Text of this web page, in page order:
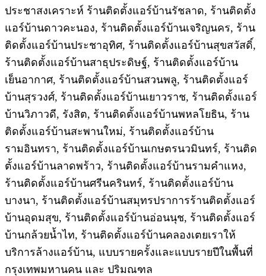
ประชาสงเคราะห์ ร้านติดตั้งแอร์บ้านรัชลาด, ร้านติดตั้ง
แอร์บ้านดาวคะนอง, ร้านติดตั้งแอร์บ้านเจริญนคร, ร้าน
ติดตั้งแอร์บ้านประชาอุทิศ, ร้านติดตั้งแอร์บ้านสุขสวัสดิ์,
ร้านติดตั้งแอร์บ้านสาธุประดิษฐ์, ร้านติดตั้งแอร์บ้าน
เย็นอากาศ, ร้านติดตั้งแอร์บ้านสวนพลู, ร้านติดตั้งแอร์
บ้านสุรวงศ์, ร้านติดตั้งแอร์บ้านเยาวราช, ร้านติดตั้งแอร์
บ้านวิภาวดี, รังสิต, ร้านติดตั้งแอร์บ้านพหลโยธิน, ร้าน
ติดตั้งแอร์บ้านสะพานใหม่, ร้านติดตั้งแอร์บ้าน
รามอินทรา, ร้านติดตั้งแอร์บ้านเกษตรนวมินทร์, ร้านติด
ตั้งแอร์บ้านลาดพร้าว, ร้านติดตั้งแอร์บ้านรามคําแหง,
ร้านติดตั้งแอร์บ้านศรีนครินทร์, ร้านติดตั้งแอร์บ้าน
บางนา, ร้านติดตั้งแอร์บ้านสมุทรปราการร้านติดตั้งแอร์
บ้านอุดมสุข, ร้านติดตั้งแอร์บ้านอ่อนนุช, ร้านติดตั้งแอร์
บ้านกล้วยน้ำไท, ร้านติดตั้งแอร์บ้านคลองเตยเราให้
บริการล้างแอร์บ้าน, แบบรายครั้งและแบบรายปีในพื้นที่
กรุงเทพมหานคน และ ปริมณฑล